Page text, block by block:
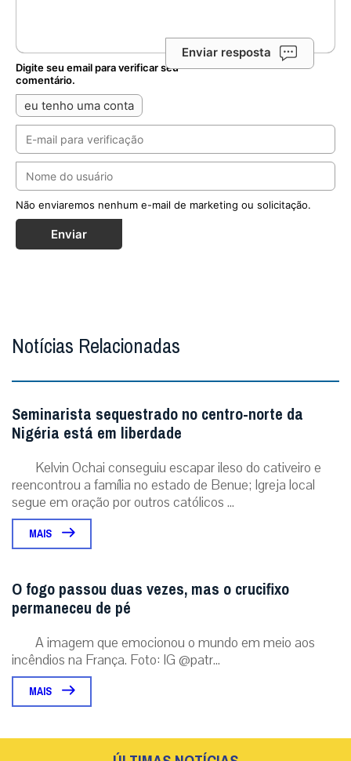
Enviar resposta
Digite seu email para verificar seu
comentário.
eu tenho uma conta
Não enviaremos nenhum e-mail de marketing ou solicitação.
Enviar
Notícias Relacionadas
Seminarista sequestrado no centro-norte da
Nigéria está em liberdade
Kelvin Ochai conseguiu escapar ileso do cativeiro e
reencontrou a família no estado de Benue; Igreja local
segue em oração por outros católicos ...
MAIS
O fogo passou duas vezes, mas o crucifixo
permaneceu de pé
A imagem que emocionou o mundo em meio aos
incêndios na França. Foto: IG @patr...
MAIS